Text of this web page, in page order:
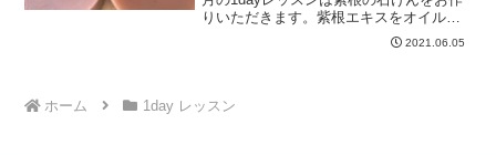
りいただきます。紫根エキスをオイルに
移すと、ワイン色のインフューズドオイ
ルに。紫根エキスたっぷりのオイルで石
2021.06.05
ホーム 1day レッスン